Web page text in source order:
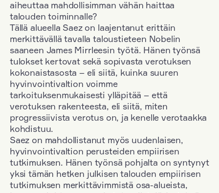
aiheuttaa mahdollisimman vähän haittaa
talouden toiminnalle?
Tällä alueella Saez on laajentanut erittäin
merkittävällä tavalla taloustieteen Nobelin
saaneen James Mirrleesin työtä. Hänen työnsä
tulokset kertovat sekä sopivasta verotuksen
kokonaistasosta – eli siitä, kuinka suuren
hyvinvointivaltion voimme
tarkoituksenmukaisesti ylläpitää – että
verotuksen rakenteesta, eli siitä, miten
progressiivista verotus on, ja kenelle verotaakka
kohdistuu.
Saez on mahdollistanut myös uudenlaisen,
hyvinvointivaltion perusteiden empiirisen
tutkimuksen. Hänen työnsä pohjalta on syntynyt
yksi tämän hetken julkisen talouden empiirisen
tutkimuksen merkittävimmistä osa-alueista,